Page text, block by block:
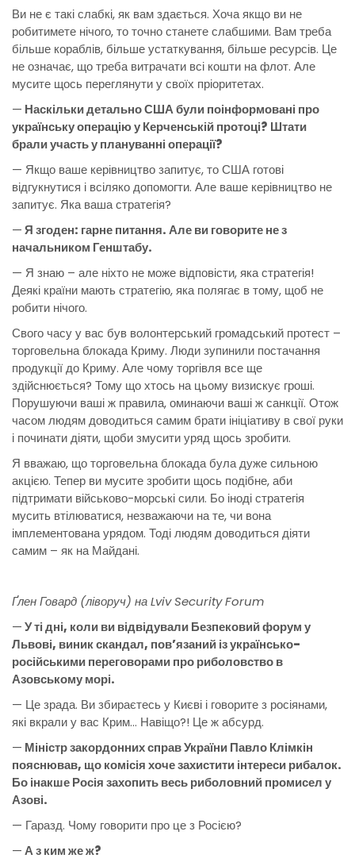
Ви не є такі слабкі, як вам здається. Хоча якщо ви не
робитимете нічого, то точно станете слабшими. Вам треба
більше кораблів, більше устаткування, більше ресурсів. Це
не означає, що треба витрачати всі кошти на флот. Але
мусите щось переглянути у своїх пріоритетах.
— Наскільки детально США були поінформовані про
українську операцію у Керченській протоці? Штати
брали участь у плануванні операції?
— Якщо ваше керівництво запитує, то США готові
відгукнутися і всіляко допомогти. Але ваше керівництво не
запитує. Яка ваша стратегія?
—Я згоден: гарне питання. Але ви говорите не з
начальником Генштабу.
— Я знаю – але ніхто не може відповісти, яка стратегія!
Деякі країни мають стратегію, яка полягає в тому, щоб не
робити нічого.
Свого часу у вас був волонтерський громадський протест –
торговельна блокада Криму. Люди зупинили постачання
продукції до Криму. Але чому торгівля все ще
здійснюється? Тому що хтось на цьому визискує гроші.
Порушуючи ваші ж правила, оминаючи ваші ж санкції. Отож
часом людям доводиться самим брати ініціативу в свої руки
і починати діяти, щоби змусити уряд щось зробити.
Я вважаю, що торговельна блокада була дуже сильною
акцією. Тепер ви мусите зробити щось подібне, аби
підтримати військово-морські сили. Бо іноді стратегія
мусить втілюватися, незважаючи на те, чи вона
імплементована урядом. Тоді людям доводиться діяти
самим – як на Майдані.
Ґлен Говард (ліворуч) на Lviv Security Forum
—У ті дні, коли ви відвідували Безпековий форум у
Львові, виник скандал, пов’язаний із українсько-
російськими переговорами про риболовство в
Азовському морі.
— Це зрада. Ви збираєтесь у Києві і говорите з росіянами,
які вкрали у вас Крим… Навіщо?! Це ж абсурд.
— Міністр закордонних справ України Павло Клімкін
пояснював, що комісія хоче захистити інтереси рибалок.
Бо інакше Росія захопить весь риболовний промисел у
Азові.
— Гаразд. Чому говорити про це з Росією?
—А з ким же ж?